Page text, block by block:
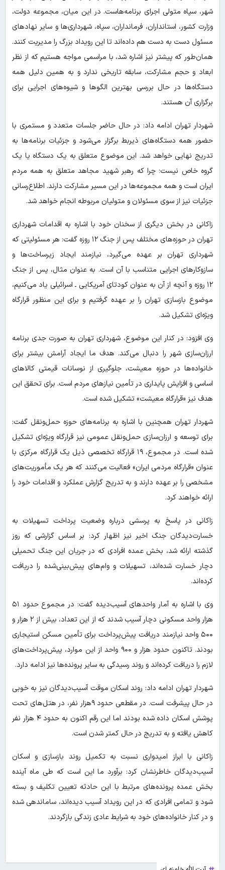
شهر، سپاه متولی اجرای برنامه‌هاست. در این میان، مجموعه دولت،
وزارت کشور، استانداران، فرمانداران، سپاه، شهرداری‌ها و سایر نهادهای
مسئول دست به دست هم داده‌اند تا این رویداد بزرگ را مدیریت کنند.
همان‌طور که پیشتر نیز اشاره شد، با مراسمی مواجه هستیم که از نظر
ابعاد و حجم مشارکت، سابقه تاریخی ندارد و به همین دلیل همه
دستگاه‌ها در حال بررسی بهترین الگوها و شیوه‌های اجرایی برای
برگزاری آن هستند.
شهردار تهران ادامه داد: در حال حاضر جلسات متعدد و مستمری با
حضور همه دستگاه‌های ذیربط برگزار می‌شود و جزئیات برنامه‌ها به
تدریج نهایی خواهد شد. این موضوع متعلق به یک دستگاه یا یک
گروه خاص نیست؛ چرا که رهبر شهید مجاهد متعلق به همه مردم
ایران است و همه مجموعه‌ها در این مسیر مشارکت دارند. اطلاع‌رسانی
جزئیات نیز از سوی مسئولان و متولیان مربوطه انجام خواهد شد.
زاکانی در بخش دیگری از سخنان خود با اشاره به اقدامات شهرداری
تهران در حوزه‌های مختلف پس از جنگ ۱۲ روزه گفت: هر مسئولیتی که
شهرداری تهران بر عهده می‌گیرد، نیازمند ایجاد زیرساخت‌ها و
سازوکارهای اجرایی متناسب با آن است. به عنوان مثال، پس از جنگ
۱۲ روزه و آنچه از آن به عنوان کودتای آمریکایی ـ اسرائیلی یاد می‌کنیم،
موضوع بازسازی تهران را بر عهده گرفتیم و برای این منظور قرارگاه
ویژه‌ای تشکیل شد.
وی افزود: در کنار این موضوع، شهرداری تهران به صورت جدی برنامه
ارزان‌سازی شهر را دنبال می‌کند. هدف ما ایجاد آرامش بیشتر برای
خانواده‌ها در حوزه معیشت، جلوگیری از نوسانات قیمتی کالاهای
اساسی و افزایش پایداری در تأمین نیازهای مردم است. برای تحقق این
هدف نیز «قرارگاه معیشت» تشکیل شده است.
شهردار تهران همچنین با اشاره به برنامه‌های حوزه حمل‌ونقل گفت:
برای توسعه و ارزان‌سازی حمل‌ونقل عمومی نیز قرارگاه ویژه‌ای تشکیل
شده است. در مجموع، ۱۹ قرارگاه تخصصی ذیل یک قرارگاه مرکزی با
عنوان «قرارگاه مردمی ایران» فعالیت می‌کنند که هر یک مأموریت‌های
مشخصی را بر عهده دارند و به تدریج گزارش عملکرد و اقدامات خود را
ارائه خواهند کرد.
زاکانی در پاسخ به پرسشی درباره وضعیت پرداخت تسهیلات به
خسارت‌دیدگان جنگ اخیر نیز اظهار کرد: بر اساس گزارشی که روز
گذشته ارائه شد، بخش عمده افرادی که در جریان این جنگ تحمیلی
دچار خسارت شده‌اند، تسهیلات و وام‌های پیش‌بینی‌شده را دریافت
کرده‌اند.
وی با اشاره به آمار واحدهای آسیب‌دیده گفت: در مجموع حدود ۵۱
هزار واحد مسکونی دچار آسیب شدند که از این تعداد، بیش از ۲ هزار و
۵۰۰ واحد نیازمند دریافت پیش‌پرداخت برای تأمین مسکن استیجاری
بودند. تاکنون حدود هزار و ۹۰۰ واحد از این موارد، پیش‌پرداخت‌های
لازم را دریافت کرده‌اند و روند رسیدگی به سایر پرونده‌ها نیز ادامه دارد.
شهردار تهران ادامه داد: روند اسکان موقت آسیب‌دیدگان نیز به خوبی
در حال پیشرفت است. در مقطعی حدود ۹هزار نفر، در هتل‌های تحت
پوشش اسکان داده شده بودند اما این رقم اکنون به حدود ۴ هزار نفر
کاهش یافته و به تدریج در حال کمتر شدن است.
زاکانی با ابراز امیدواری نسبت به تکمیل روند بازسازی و اسکان
آسیب‌دیدگان خاطرنشان کرد: برآورد ما این است که طی ماه آینده
بخش عمده پرونده‌های مرتبط با این حادثه تعیین تکلیف و بسته
شود و تمامی افرادی که در این رویداد آسیب دیده‌اند، ساماندهی شده
و در کنار خانواده‌های خود به شرایط عادی زندگی بازگردند.